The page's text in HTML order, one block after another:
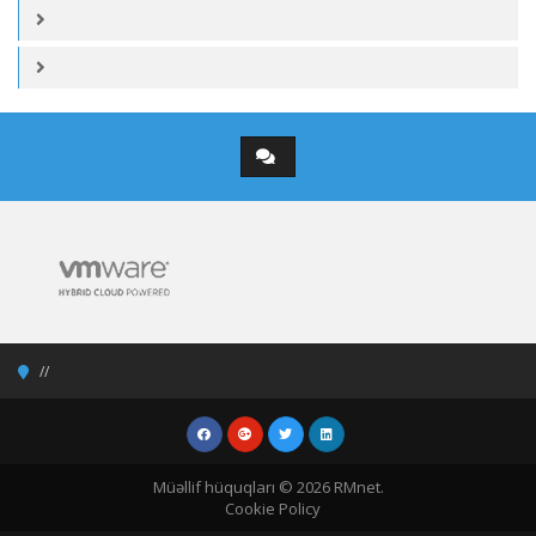
Müəllif hüquqları © 2026 RMnet.
Cookie Policy